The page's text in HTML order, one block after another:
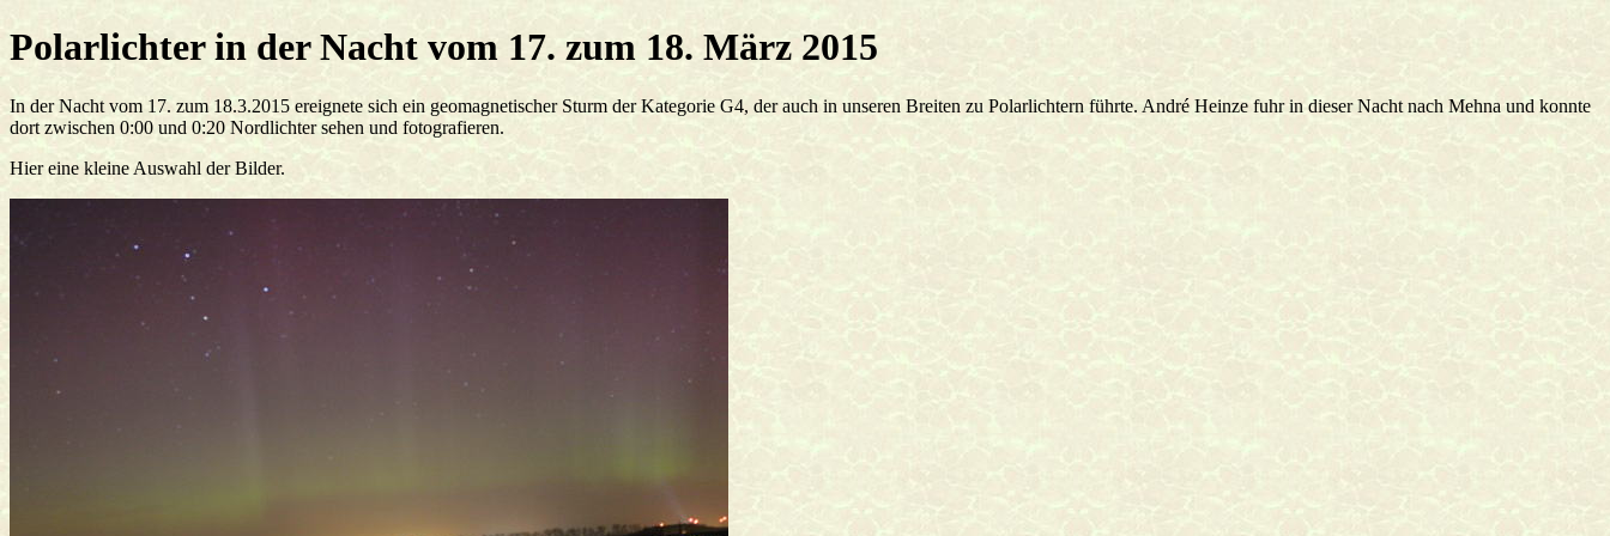
Polarlichter in der Nacht vom 17. zum 18. März 2015
In der Nacht vom 17. zum 18.3.2015 ereignete sich ein geomagnetischer Sturm der Kategorie G4, der auch in unseren Breiten zu Polarlichtern führte. André Heinze fuhr in dieser Nacht nach Mehna und konnte
dort zwischen 0:00 und 0:20 Nordlichter sehen und fotografieren.
Hier eine kleine Auswahl der Bilder.